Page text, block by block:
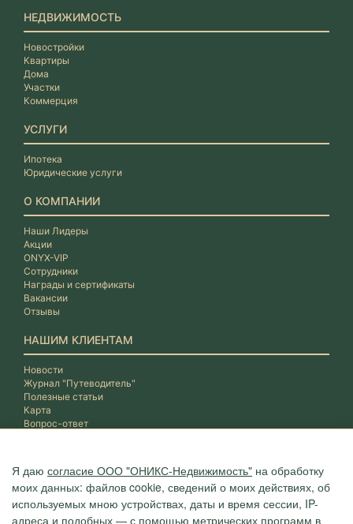
Я даю согласие ООО "ОНИКС-Недвижимость" на обработку
моих данных: файлов cookie, сведений о моих действиях, об
используемых мною устройствах, даты и время сессии, IP-
адреса и подобных — с помощью метрических программ в
НЕДВИЖИМОСТЬ
Новостройки
Квартиры
Дома
Участки
Коммерция
УСЛУГИ
Ипотека
Юридические услуги
О КОМПАНИИ
Наши Лидеры
Акции
ONYX-VIP
Сотрудники
Награды и сертификаты
Вакансии
Отзывы
НАШИМ КЛИЕНТАМ
Новости
Журнал "Путеводитель"
Полезные статьи
Карта
Вопрос-ответ